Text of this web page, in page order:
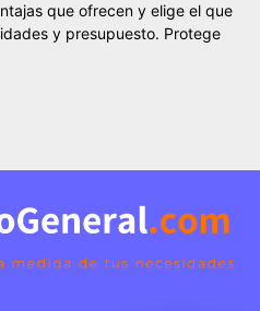
que ofrecen y elige el que
y presupuesto. Protege